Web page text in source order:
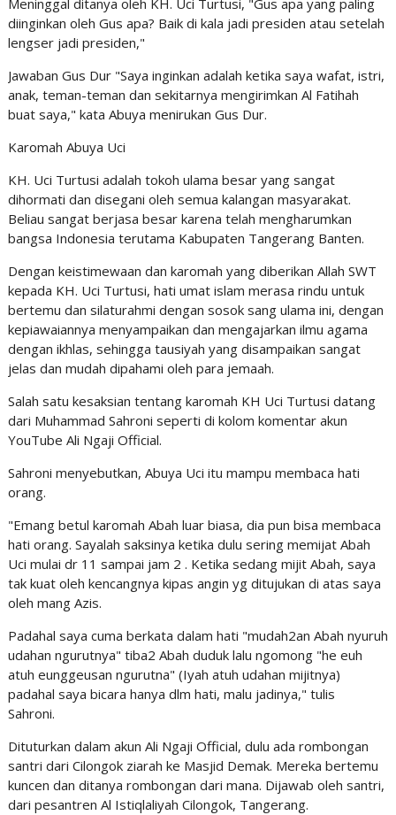
Meninggal ditanya oleh KH. Uci Turtusi, "Gus apa yang paling
diinginkan oleh Gus apa? Baik di kala jadi presiden atau setelah
lengser jadi presiden,"
Jawaban Gus Dur "Saya inginkan adalah ketika saya wafat, istri,
anak, teman-teman dan sekitarnya mengirimkan Al Fatihah
buat saya," kata Abuya menirukan Gus Dur.
Karomah Abuya Uci
KH. Uci Turtusi adalah tokoh ulama besar yang sangat
dihormati dan disegani oleh semua kalangan masyarakat.
Beliau sangat berjasa besar karena telah mengharumkan
bangsa Indonesia terutama Kabupaten Tangerang Banten.
Dengan keistimewaan dan karomah yang diberikan Allah SWT
kepada KH. Uci Turtusi, hati umat islam merasa rindu untuk
bertemu dan silaturahmi dengan sosok sang ulama ini, dengan
kepiawaiannya menyampaikan dan mengajarkan ilmu agama
dengan ikhlas, sehingga tausiyah yang disampaikan sangat
jelas dan mudah dipahami oleh para jemaah.
Salah satu kesaksian tentang karomah KH Uci Turtusi datang
dari Muhammad Sahroni seperti di kolom komentar akun
YouTube Ali Ngaji Official.
Sahroni menyebutkan, Abuya Uci itu mampu membaca hati
orang.
"Emang betul karomah Abah luar biasa, dia pun bisa membaca
hati orang. Sayalah saksinya ketika dulu sering memijat Abah
Uci mulai dr 11 sampai jam 2 . Ketika sedang mijit Abah, saya
tak kuat oleh kencangnya kipas angin yg ditujukan di atas saya
oleh mang Azis.
Padahal saya cuma berkata dalam hati "mudah2an Abah nyuruh
udahan ngurutnya" tiba2 Abah duduk lalu ngomong "he euh
atuh eunggeusan ngurutna" (Iyah atuh udahan mijitnya)
padahal saya bicara hanya dlm hati, malu jadinya," tulis
Sahroni.
Dituturkan dalam akun Ali Ngaji Official, dulu ada rombongan
santri dari Cilongok ziarah ke Masjid Demak. Mereka bertemu
kuncen dan ditanya rombongan dari mana. Dijawab oleh santri,
dari pesantren Al Istiqlaliyah Cilongok, Tangerang.